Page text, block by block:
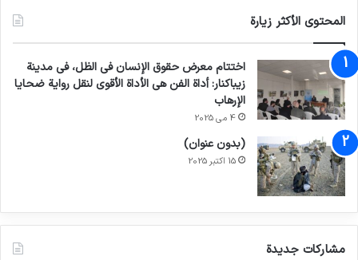
المحتوى الأكثر زيارة
اختتام معرض حقوق الإنسان في الظل، في مدينة
زيباكنار: أداة الفن هي الأداة الأقوى لنقل رواية ضحايا
الإرهاب
4 می 2025
(بدون عنوان)
15 اکتبر 2025
مشاركات جديدة